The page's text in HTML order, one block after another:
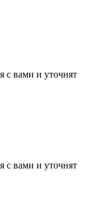
с вами и уточнят
с вами и уточнят